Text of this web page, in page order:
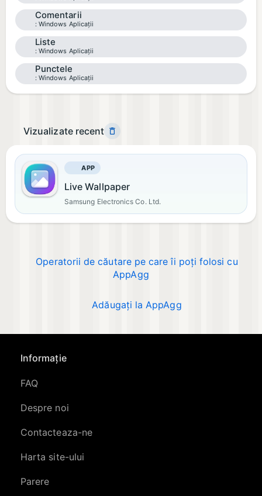
Comentarii
Windows Aplicații
Liste
Windows Aplicații
Punctele
Windows Aplicații
Vizualizate recent
APP
Live Wallpaper
Samsung Electronics Co. Ltd.
Operatorii de căutare pe care îi poți folosi cu
AppAgg
Adăugați la AppAgg
Informație
FAQ
Despre noi
Contacteaza-ne
Harta site-ului
Parere